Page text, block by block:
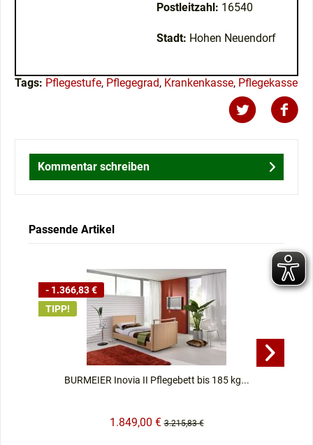
Postleitzahl: 16540
Stadt: Hohen Neuendorf
Tags: Pflegestufe, Pflegegrad, Krankenkasse, Pflegekasse
Kommentar schreiben
Passende Artikel
- 1.366,83 €
TIPP!
BURMEIER Inovia II Pflegebett bis 185 kg...
1.849,00 € 3.215,83 €
-